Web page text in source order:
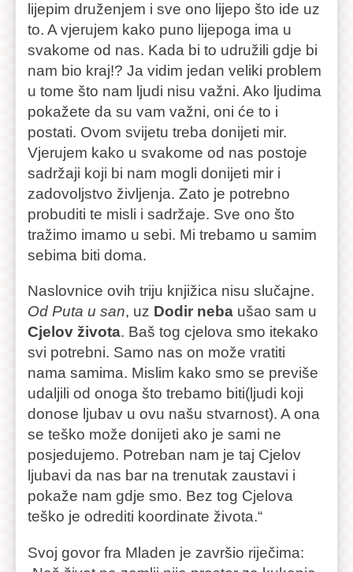
lijepim druženjem i sve ono lijepo što ide uz
to. A vjerujem kako puno lijepoga ima u
svakome od nas. Kada bi to udružili gdje bi
nam bio kraj!? Ja vidim jedan veliki problem
u tome što nam ljudi nisu važni. Ako ljudima
pokažete da su vam važni, oni će to i
postati. Ovom svijetu treba donijeti mir.
Vjerujem kako u svakome od nas postoje
sadržaji koji bi nam mogli donijeti mir i
zadovoljstvo življenja. Zato je potrebno
probuditi te misli i sadržaje. Sve ono što
tražimo imamo u sebi. Mi trebamo u samim
sebima biti doma.
Naslovnice ovih triju knjižica nisu slučajne.
Od Puta u san, uz Dodir neba ušao sam u
Cjelov života. Baš tog cjelova smo itekako
svi potrebni. Samo nas on može vratiti
nama samima. Mislim kako smo se previše
udaljili od onoga što trebamo biti(ljudi koji
donose ljubav u ovu našu stvarnost). A ona
se teško može donijeti ako je sami ne
posjedujemo. Potreban nam je taj Cjelov
ljubavi da nas bar na trenutak zaustavi i
pokaže nam gdje smo. Bez tog Cjelova
teško je odrediti koordinate života.“
Svoj govor fra Mladen je završio riječima: